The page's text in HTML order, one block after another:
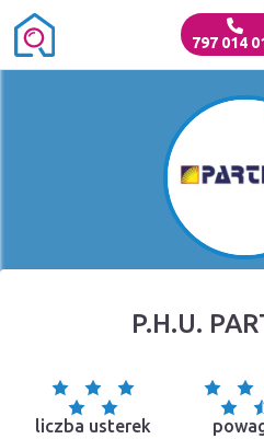
797 014
P.H.U.
liczba usterek